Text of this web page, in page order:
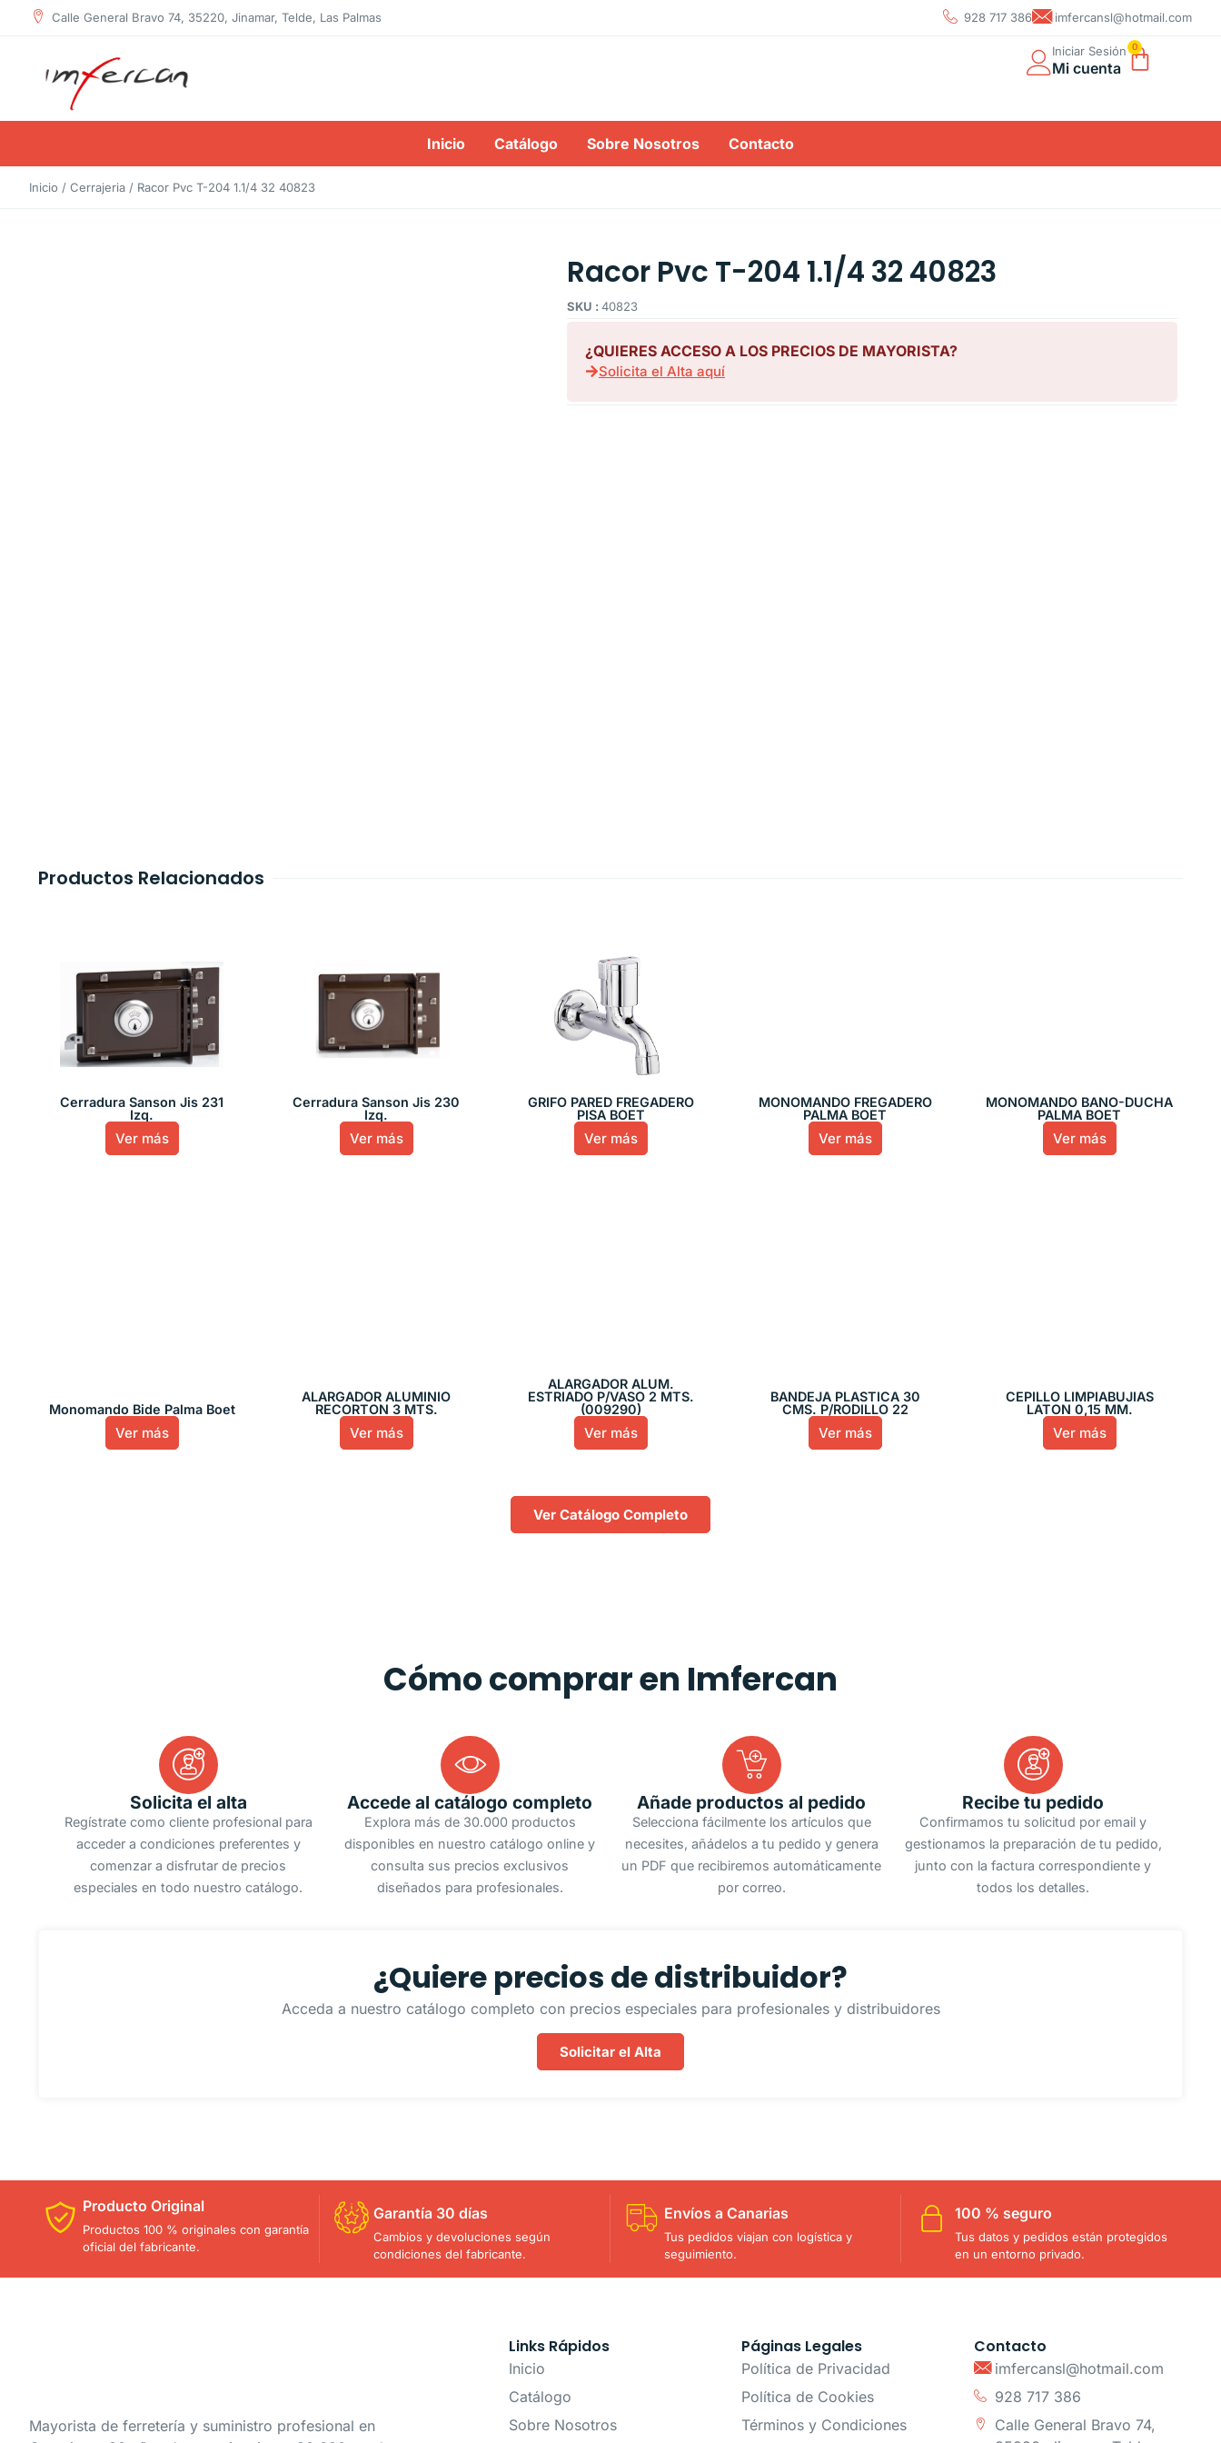
contenidoCalle General Bravo 74, 35220, Jinamar, Telde, Las Palmas 928 717 386 imfercansl@hotmail.com
Iniciar Sesión
Mi cuenta
0
Inicio Catálogo Sobre Nosotros Contacto
Inicio / Cerrajeria / Racor Pvc T-204 1.1/4 32 40823
Racor Pvc T-204 1.1/4 32 40823
SKU : 40823
¿QUIERES ACCESO A LOS PRECIOS DE MAYORISTA?
Solicita el Alta aquí
Productos Relacionados
Cerradura Sanson Jis 231
Izq.
Ver más
Cerradura Sanson Jis 230
Izq.
Ver más
GRIFO PARED FREGADERO
PISA BOET
Ver más
MONOMANDO FREGADERO
PALMA BOET
Ver más
MONOMANDO BAÑO-DUCHA
PALMA BOET
Ver más
Monomando Bide Palma Boet
Ver más
ALARGADOR ALUMINIO
RECORTON 3 MTS.
Ver más
ALARGADOR ALUM.
ESTRIADO P/VASO 2 MTS.
(009290)
Ver más
BANDEJA PLASTICA 30
CMS. P/RODILLO 22
Ver más
CEPILLO LIMPIABUJIAS
LATON 0,15 MM.
Ver más
Ver Catálogo Completo
Cómo comprar en Imfercan
Solicita el alta
Regístrate como cliente profesional para
acceder a condiciones preferentes y
comenzar a disfrutar de precios
especiales en todo nuestro catálogo.
Accede al catálogo completo
Explora más de 30.000 productos
disponibles en nuestro catálogo online y
consulta sus precios exclusivos
diseñados para profesionales.
Añade productos al pedido
Selecciona fácilmente los artículos que
necesites, añádelos a tu pedido y genera
un PDF que recibiremos automáticamente
por correo.
Recibe tu pedido
Confirmamos tu solicitud por email y
gestionamos la preparación de tu pedido,
junto con la factura correspondiente y
todos los detalles.
¿Quiere precios de distribuidor?
Acceda a nuestro catálogo completo con precios especiales para profesionales y distribuidores
Solicitar el Alta
Producto Original
Productos 100 % originales con garantía
oficial del fabricante.
Garantía 30 días
Cambios y devoluciones según
condiciones del fabricante.
Envíos a Canarias
Tus pedidos viajan con logística y
seguimiento.
100 % seguro
Tus datos y pedidos están protegidos
en un entorno privado.
Mayorista de ferretería y suministro profesional en
Links Rápidos
Inicio
Catálogo
Sobre Nosotros
Páginas Legales
Política de Privacidad
Política de Cookies
Términos y Condiciones
Contacto
imfercansl@hotmail.com
928 717 386
Calle General Bravo 74,